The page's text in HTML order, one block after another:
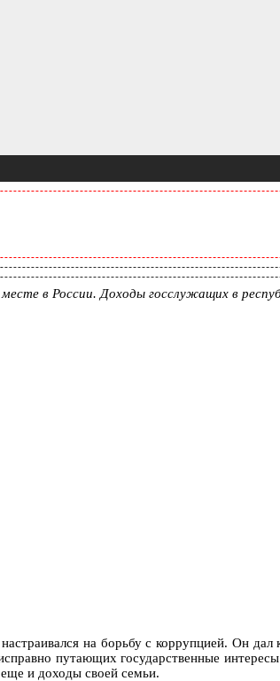
в России. Доходы госслужащих в
на борьбу с коррупцией. Он дал
путающих государственные
и доходы своей семьи.